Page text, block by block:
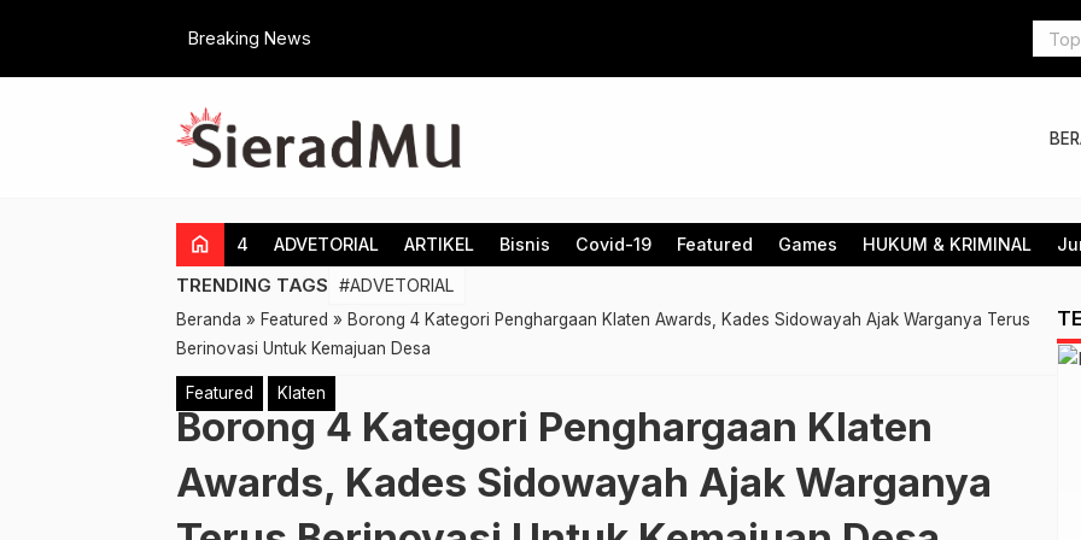
Breaking News
home 4 ADVETORIAL ARTIKEL Bisnis Covid-19 Featured Games HUKUM & KRIMINAL
TRENDING TAGS #ADVETORIAL
Beranda » Featured » Borong 4 Kategori Penghargaan Klaten Awards, Kades Sidowayah Ajak Warganya Terus
Berinovasi Untuk Kemajuan Desa
Featured Klaten
Borong 4 Kategori Penghargaan Klaten
Awards, Kades Sidowayah Ajak Warganya